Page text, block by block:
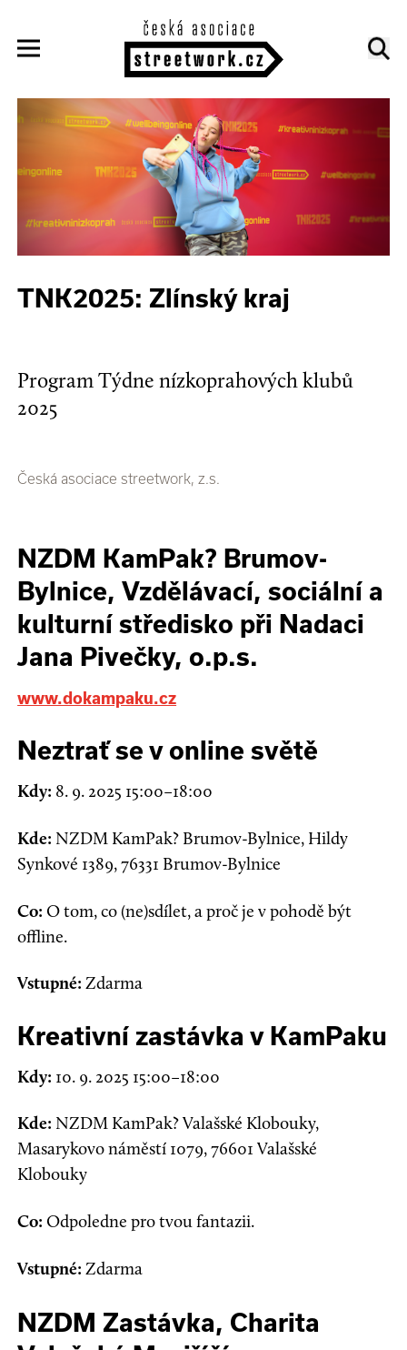
TNK2025: Zlínský kraj
Program Týdne nízkoprahových klubů
2025
Česká asociace streetwork, z.s.
NZDM KamPak? Brumov-
Bylnice, Vzdělávací, sociální a
kulturní středisko při Nadaci
Jana Pivečky, o.p.s.
www.dokampaku.cz
Neztrať se v online světě
Kdy: 8. 9. 2025 15:00–18:00
Kde: NZDM KamPak? Brumov-Bylnice, Hildy
Synkové 1389, 76331 Brumov-Bylnice
Co: O tom, co (ne)sdílet, a proč je v pohodě být
offline.
Vstupné: Zdarma
Kreativní zastávka v KamPaku
Kdy: 10. 9. 2025 15:00–18:00
Kde: NZDM KamPak? Valašské Klobouky,
Masarykovo náměstí 1079, 76601 Valašské
Klobouky
Co: Odpoledne pro tvou fantazii.
Vstupné: Zdarma
NZDM Zastávka, Charita